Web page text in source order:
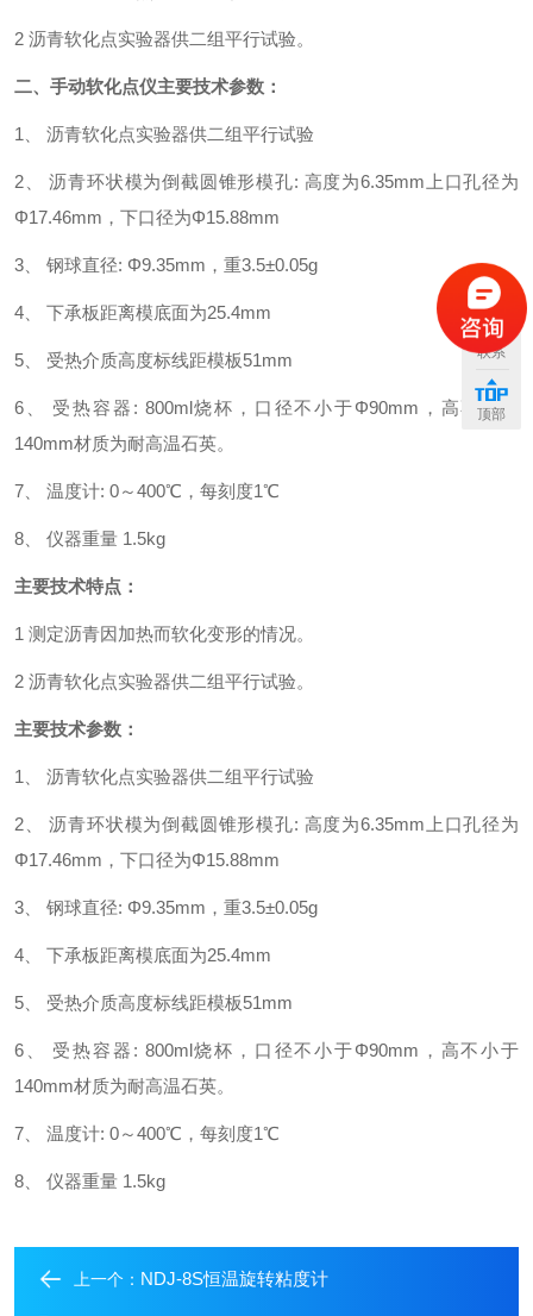
2 沥青软化点实验器供二组平行试验。
二、 手动软化点仪主要技术参数：
1、 沥青软化点实验器供二组平行试验
2、 沥青环状模为倒截圆锥形模孔: 高度为6.35mm 上口孔径为
Φ17.46mm，下口径为Φ15.88mm
3、 钢球直径: Φ9.35mm，重3.5±0.05g
4、 下承板距离模底面为25.4mm
5、 受热介质高度标线距模板51mm
6、 受热容器: 800ml烧杯，口径不小于Φ90mm，高不小于
140mm材质为耐高温石英。
7、 温度计: 0～400℃，每刻度1℃
8、 仪器重量 1.5kg
主要技术特点：
1 测定沥青因加热而软化变形的情况。
2 沥青软化点实验器供二组平行试验。
主要技术参数：
1、 沥青软化点实验器供二组平行试验
2、 沥青环状模为倒截圆锥形模孔: 高度为6.35mm 上口孔径为
Φ17.46mm，下口径为Φ15.88mm
3、 钢球直径: Φ9.35mm，重3.5±0.05g
4、 下承板距离模底面为25.4mm
5、 受热介质高度标线距模板51mm
6、 受热容器: 800ml烧杯，口径不小于Φ90mm，高不小于
140mm材质为耐高温石英。
7、 温度计: 0～400℃，每刻度1℃
8、 仪器重量 1.5kg
上一个： NDJ-8S恒温旋转粘度计
联系
顶部